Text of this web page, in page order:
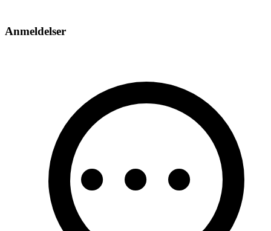
Anmeldelser